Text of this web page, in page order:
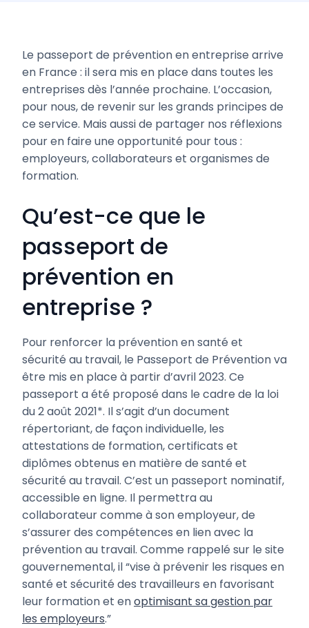
Le passeport de prévention en entreprise arrive
en France : il sera mis en place dans toutes les
entreprises dès l’année prochaine. L’occasion,
pour nous, de revenir sur les grands principes de
ce service. Mais aussi de partager nos réflexions
pour en faire une opportunité pour tous :
employeurs, collaborateurs et organismes de
formation.
Qu’est-ce que le
passeport de
prévention en
entreprise ?
Pour renforcer la prévention en santé et
sécurité au travail, le Passeport de Prévention va
être mis en place à partir d’avril 2023. Ce
passeport a été proposé dans le cadre de la loi
du 2 août 2021*. Il s’agit d’un document
répertoriant, de façon individuelle, les
attestations de formation, certificats et
diplômes obtenus en matière de santé et
sécurité au travail. C’est un passeport nominatif,
accessible en ligne. Il permettra au
collaborateur comme à son employeur, de
s’assurer des compétences en lien avec la
prévention au travail. Comme rappelé sur le site
gouvernemental, il “vise à prévenir les risques en
santé et sécurité des travailleurs en favorisant
leur formation et enoptimisant sa gestion par
les employeurs.”